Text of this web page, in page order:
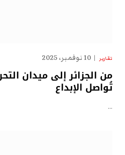
تقارير 10 نوفمبر، 2025
من الجزائر إلى ميدان
تُواصل الإبداع
…